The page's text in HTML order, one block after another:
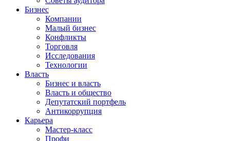
Бизнес
Компании
Малый бизнес
Конфликты
Торговля
Исследования
Технологии
Власть
Бизнес и власть
Власть и общество
Депутатский портфель
Антикоррупция
Карьера
Мастер-класс
Профи